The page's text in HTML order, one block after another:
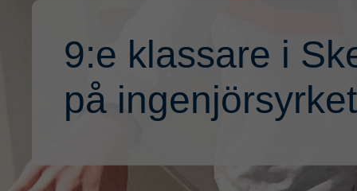
9:e klassare i
på ingenjörsyrket